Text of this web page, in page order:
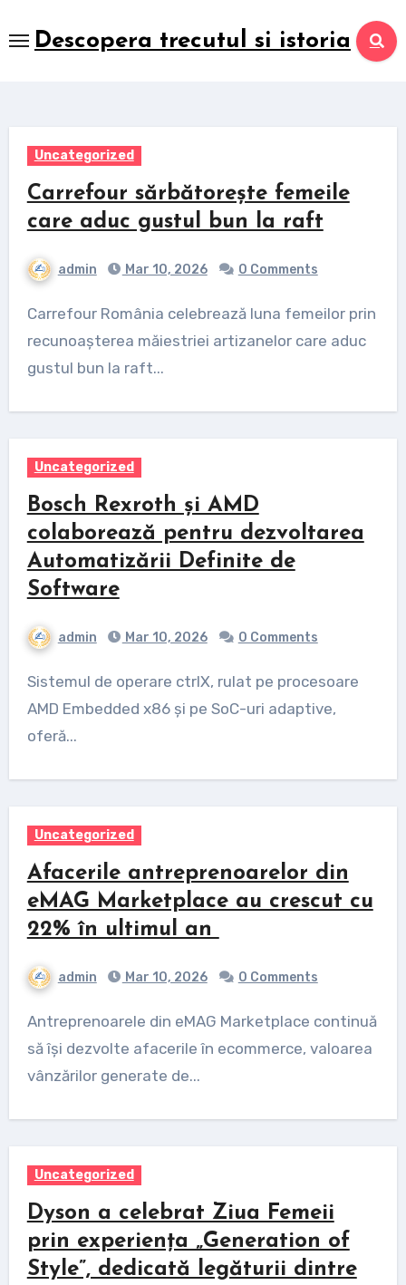
to
Descopera trecutul si istoria
Uncategorized
Carrefour sărbătorește femeile
care aduc gustul bun la raft
admin Mar 10, 2026 0 Comments
Carrefour România celebrează luna femeilor prin
recunoașterea măiestriei artizanelor care aduc
gustul bun la raft...
Uncategorized
Bosch Rexroth și AMD
colaborează pentru dezvoltarea
Automatizării Definite de
Software
admin Mar 10, 2026 0 Comments
Sistemul de operare ctrlX, rulat pe procesoare
AMD Embedded x86 și pe SoC-uri adaptive,
oferă...
Uncategorized
Afacerile antreprenoarelor din
eMAG Marketplace au crescut cu
22% în ultimul an
admin Mar 10, 2026 0 Comments
Antreprenoarele din eMAG Marketplace continuă
să își dezvolte afacerile în ecommerce, valoarea
vânzărilor generate de...
Uncategorized
Dyson a celebrat Ziua Femeii
prin experiența „Generation of
Style”, dedicată legăturii dintre